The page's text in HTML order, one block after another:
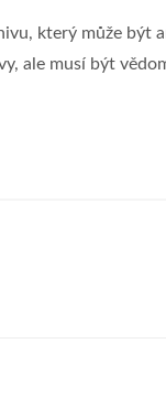
který může být
ale musí být